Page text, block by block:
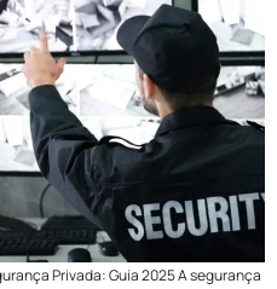
Privada: Guia 2025 A segurança